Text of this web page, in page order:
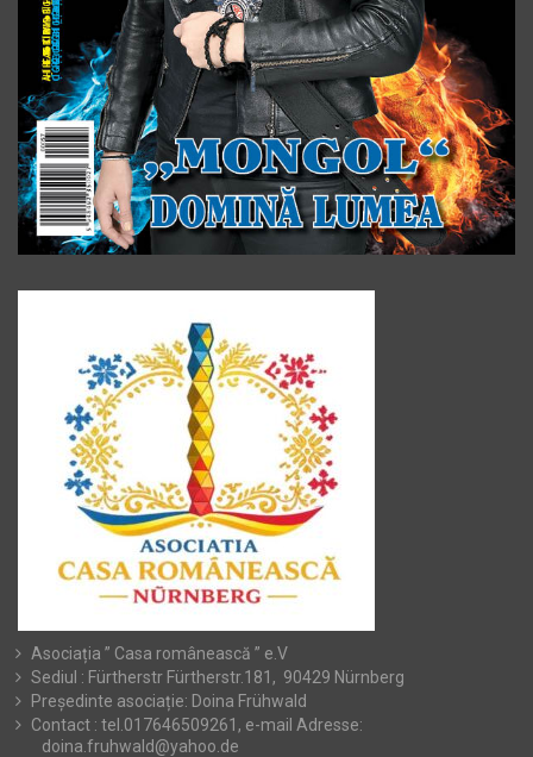
Asociația ” Casa românească ” e.V
Sediul : Fürtherstr Fürtherstr.181, 90429 Nürnberg
Președinte asociație: Doina Frühwald
Contact : tel.017646509261, e-mail Adresse:
doina.fruhwald@yahoo.de